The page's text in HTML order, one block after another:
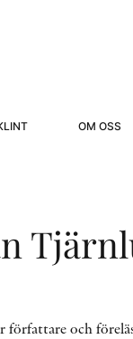
OM OSS
författare och